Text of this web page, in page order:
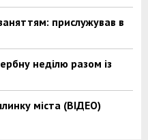
прислужував в
неділю разом із
міста (ВІДЕО)